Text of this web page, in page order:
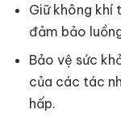
Giữ không khí
đảm bảo
Bảo vệ sức
của các tác
hấp.